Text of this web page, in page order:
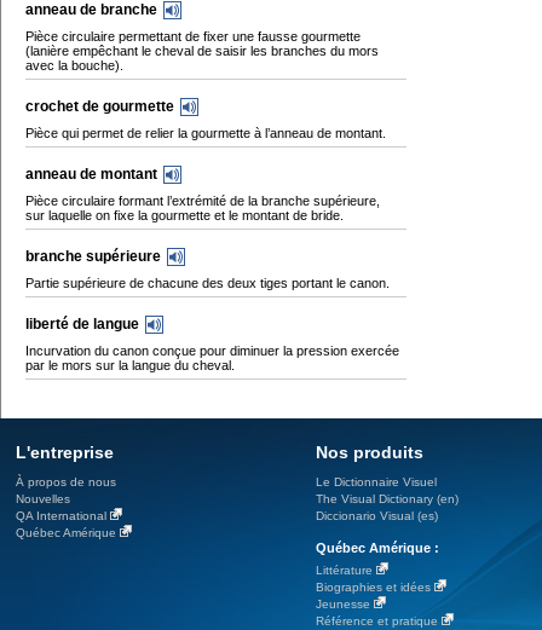
anneau de branche
Pièce circulaire permettant de fixer une fausse gourmette
(lanière empêchant le cheval de saisir les branches du mors
avec la bouche).
crochet de gourmette
Pièce qui permet de relier la gourmette à l’anneau de montant.
anneau de montant
Pièce circulaire formant l’extrémité de la branche supérieure,
sur laquelle on fixe la gourmette et le montant de bride.
branche supérieure
Partie supérieure de chacune des deux tiges portant le canon.
liberté de langue
Incurvation du canon conçue pour diminuer la pression exercée
par le mors sur la langue du cheval.
L'entreprise
À propos de nous
Nouvelles
QA International
Québec Amérique
Nos produits
Le Dictionnaire Visuel
The Visual Dictionary (en)
Diccionario Visual (es)
Québec Amérique :
Littérature
Biographies et idées
Jeunesse
Référence et pratique